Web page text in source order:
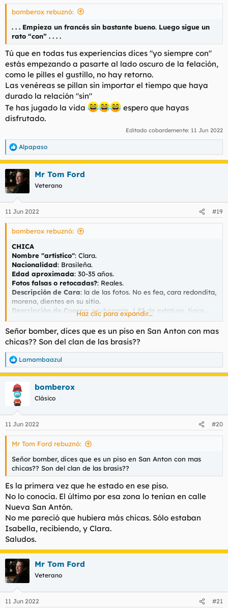
bomberox rebuznó:
. . . Empieza un francés sin bastante bueno. Luego sigue un
rato “con” . . . .
Tú que en todas tus experiencias dices "yo siempre con"
estás empezando a pasarte al lado oscuro de la felación,
como le pilles el gustillo, no hay retorno.
Las venéreas se pillan sin importar el tiempo que haya
durado la relación "sin"
Te has jugado la vida
espero que hayas
disfrutado.
Editado cobardemente: 11 Jun 2022
R
e
a
c
c
i
e
s
Alpapaso
Mr Tom Ford
Veterano
11 Jun 2022 #19
bomberox rebuznó:
CHICA
Nombre "artístico": Clara.
Nacionalidad: Brasileña.
Edad aproximada: 30-35 años.
Fotos falsas o retocadas?: Reales.
Descripción de Cara: la de las fotos. No es fea, cara redondita,
morena, dientes en su sitio.
Descripción de Cuerpo: exuberante, 1,85 de estatura, tiaca,
tetas naturales, buen culo, sin cicatrices visibles (de
agradecer), marcas del bañador.
Descripción de Carácter
: agradable, parlanchina, intenta
agradar.
Fumadora
: no sé.
CONTACTO
Teléfono
: 672525030.
Web/Anuncio : https://www.pasion.com/contactos-
mujeres/brasilena-de-lujo-clara-554488657.htm
Dirección
LUGAR DE ENCUENTRO
Aire Acondicionado/Calefacción: sí.
Discreción del lugar: sí. No hay portero, ni cámaras. Calle
transitada pero por eso mismo, discreta.
Valoración de las instalaciones: piso completamente
reformado. Todo bien.
SERVICIO
Fecha aproximada de la experiencia
Tarifa contratada
Duración real del servicio: 30 minutos.
Besos: no doy.
Mamada (con/sin protección)
Cunnilingus: no.
Griego
Valoración de la experiencia(0 a 10)
¿Repetirías?: no.
Relato del encuentro
llamo y a los 15 minutos estoy allí y me abren inmediatamente.
Me recibe Isabella, me gusta y me entran ganas de follarmela,
Haz clic para expandir...
Señor bomber, dices que es un piso en San Anton con mas
chicas?? Son del clan de las brasis??
R
e
a
e
s
Lamambaazul
bomberox
Clásico
11 Jun 2022 #20
Mr Tom Ford rebuznó:
Señor bomber, dices que es un piso en San Anton con mas
chicas?? Son del clan de las brasis??
Es la primera vez que he estado en ese piso.
No lo conocía. El último por esa zona lo tenían en calle
Nueva San Antón.
No me pareció que hubiera más chicas. Sólo estaban
Isabella, recibiendo, y Clara.
Saludos.
Mr Tom Ford
Veterano
11 Jun 2022 #21